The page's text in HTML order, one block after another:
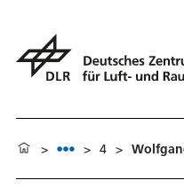
> > 4 >